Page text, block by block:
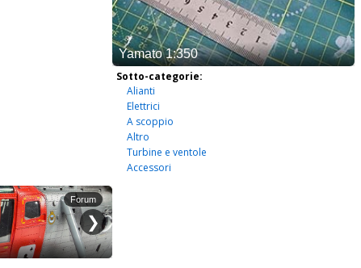
Sotto-categorie:
Alianti
Elettrici
A scoppio
Altro
Turbine e ventole
Accessori